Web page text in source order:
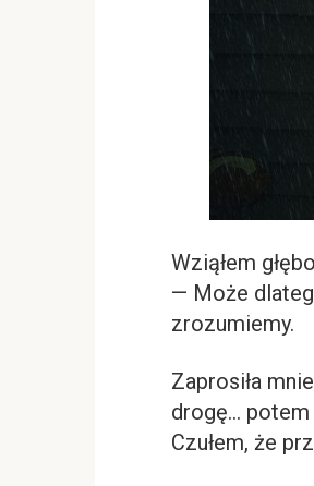
Wziąłem
— Może
zrozumiemy.
Zaprosiła
drogę… potem
Czułem, że